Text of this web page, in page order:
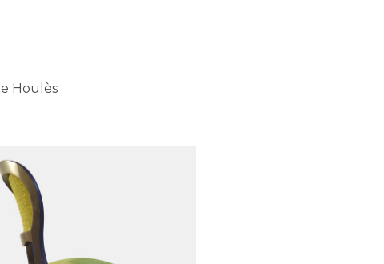
Houlès.